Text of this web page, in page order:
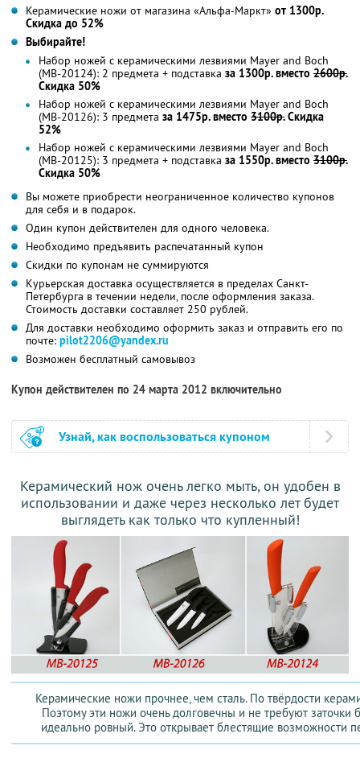
Керамические ножи от магазина «Альфа-Маркт» от 1300р.
Скидка до 52%
Выбирайте!
Набор ножей с керамическими лезвиями Mayer and Boch
(MB-20124): 2 предмета + подставка за 1300р. вместо 2600р.
Скидка 50%
Набор ножей с керамическими лезвиями Mayer and Boch
(MB-20126): 3 предмета за 1475р. вместо 3100р.Скидка
52%
Набор ножей с керамическими лезвиями Mayer and Boch
(MB-20125): 3 предмета + подставка за 1550р. вместо 3100р.
Скидка 50%
Вы можете приобрести неограниченное количество купонов
для себя и в подарок.
Один купон действителен для одного человека.
Необходимо предъявить распечатанный купон
Скидки по купонам не суммируются
Курьерская доставка осуществляется в пределах Санкт-
Петербурга в течении недели, после оформления заказа.
Стоимость доставки составляет 250 рублей.
Для доставки необходимо оформить заказ и отправить его по
почте: pilot2206@yandex.ru
Возможен бесплатный самовывоз
Купон действителен по 24 марта 2012 включительно
Узнай, как воспользоваться купоном
Керамический нож очень легко мыть, он удобен в
использовании и даже через несколько лет будет
выглядеть как только что купленный!
Керамические ножи прочнее, чем сталь. По твёрдости
Поэтому эти ножи очень долговечны и не требуют заточки
идеально ровный. Это открывает блестящие возможности